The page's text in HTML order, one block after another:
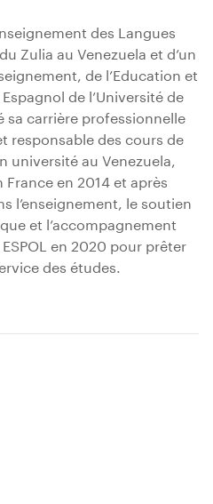
des Langues
Zulia au Venezuela et d’un
de l’Education et
de l’Université de
sa carrière professionnelle
responsable des cours de
université au Venezuela,
en 2014 et après
l’enseignement, le soutien
et l’accompagnement
en 2020 pour prêter
des études.